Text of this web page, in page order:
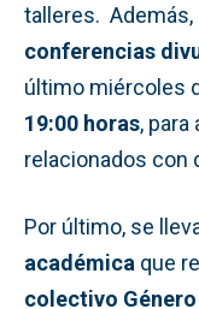
talleres. Además,
conferencias
último miércoles
19:00 horas,
relacionados con
Por último, se
académica que
colectivo